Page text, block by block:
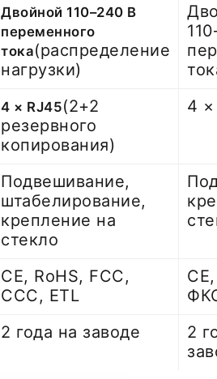
Двойной 110–240 В
переменного
тока(распределение
нагрузки)
4 × RJ45(2+2
резервного
копирования)
4 ×
Подвешивание,
штабелирование,
крепление на
стекло
CE, RoHS, FCC,
CCC, ETL
2 года на заводе
2